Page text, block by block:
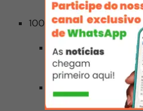
100% de desconto em
Pagamento em até
acima de 10 salários
Pagamento em até
até 10 salários